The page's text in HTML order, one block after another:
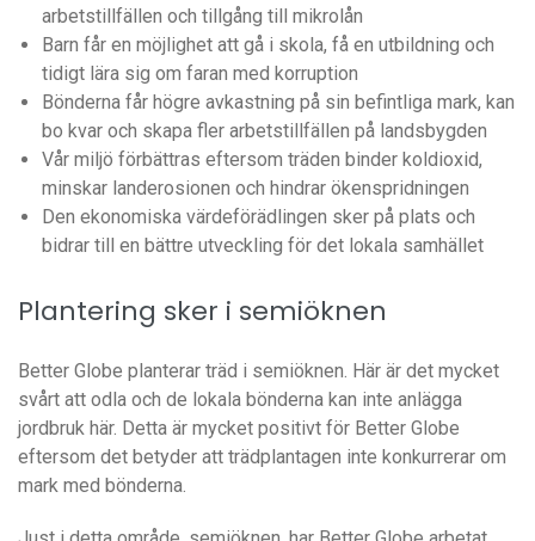
arbetstillfällen och tillgång till mikrolån
Barn får en möjlighet att gå i skola, få en utbildning och
tidigt lära sig om faran med korruption
Bönderna får högre avkastning på sin befintliga mark, kan
bo kvar och skapa fler arbetstillfällen på landsbygden
Vår miljö förbättras eftersom träden binder koldioxid,
minskar landerosionen och hindrar ökenspridningen
Den ekonomiska värdeförädlingen sker på plats och
bidrar till en bättre utveckling för det lokala samhället
Plantering sker i semiöknen
Better Globe planterar träd i semiöknen. Här är det mycket
svårt att odla och de lokala bönderna kan inte anlägga
jordbruk här. Detta är mycket positivt för Better Globe
eftersom det betyder att trädplantagen inte konkurrerar om
mark med bönderna.